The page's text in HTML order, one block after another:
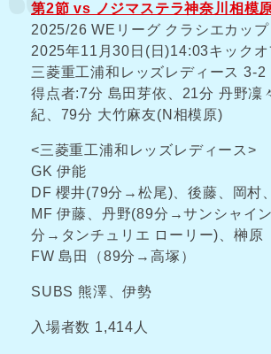
第2節 vs ノジマステラ神奈川相模
2025/26 WEリーグ クラシエカッ
2025年11月30日(日)14:03キック
三菱重工浦和レッズレディース 3-
得点者:7分 島田芽依、21分 丹野凜
紀、79分 大竹麻友(N相模原)
<三菱重工浦和レッズレディース>
GK 伊能
DF 櫻井(79分→松尾)、後藤、岡村
MF 伊藤、丹野(89分→サンシャイ
分→タンチュリエ ローリー)、榊原
FW 島田（89分→高塚）
SUBS 熊澤、伊勢
入場者数 1,414人